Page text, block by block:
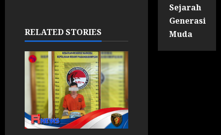
RELATED STORIES
Sejarah
Generasi
Muda